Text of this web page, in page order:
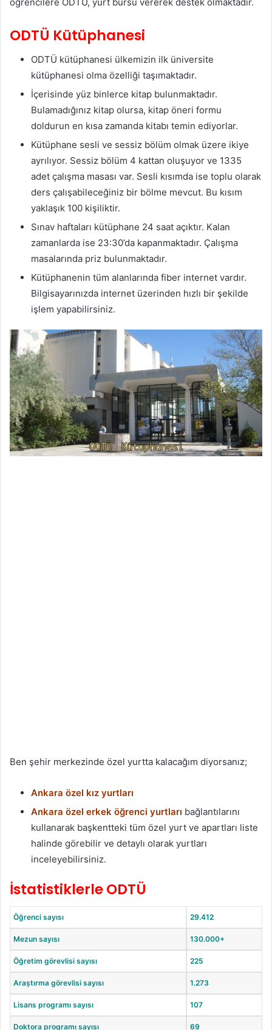
ODTÜ Kütüphanesi
ODTÜ kütüphanesi ülkemizin ilk üniversite
kütüphanesi olma özelliği taşımaktadır.
İçerisinde yüz binlerce kitap bulunmaktadır.
Bulamadığınız kitap olursa, kitap öneri formu
doldurun en kısa zamanda kitabı temin ediyorlar.
Kütüphane sesli ve sessiz bölüm olmak üzere ikiye
ayrılıyor. Sessiz bölüm 4 kattan oluşuyor ve 1335
adet çalışma masası var. Sesli kısımda ise toplu olarak
ders çalışabileceğiniz bir bölme mevcut. Bu kısım
yaklaşık 100 kişiliktir.
Sınav haftaları kütüphane 24 saat açıktır. Kalan
zamanlarda ise 23:30’da kapanmaktadır. Çalışma
masalarında priz bulunmaktadır.
Kütüphanenin tüm alanlarında fiber internet vardır.
Bilgisayarınızda internet üzerinden hızlı bir şekilde
işlem yapabilirsiniz.
Ben şehir merkezinde özel yurtta kalacağım diyorsanız;
Ankara özel kız yurtları
Ankara özel erkek öğrenci yurtları bağlantılarını
kullanarak başkentteki tüm özel yurt ve apartları liste
halinde görebilir ve detaylı olarak yurtları
inceleyebilirsiniz.
İstatistiklerle ODTÜ
Öğrenci sayısı 29.412
Mezun sayısı 130.000+
Öğretim görevlisi sayısı 225
Araştırma görevlisi sayısı 1.273
Lisans programı sayısı 107
Doktora programı sayısı 69